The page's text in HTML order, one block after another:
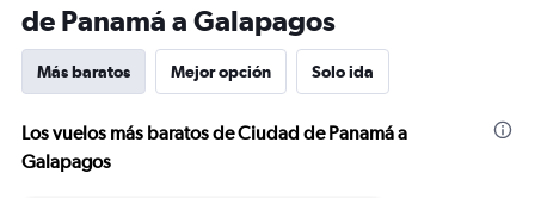
de Panamá a Galapagos
Más baratos Mejor opción Solo ida
Los vuelos más baratos de Ciudad de Panamá a
Galapagos